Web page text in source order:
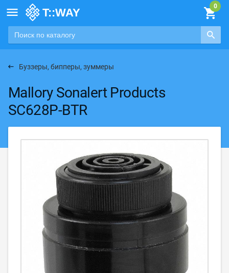

Буззеры, бипперы, зуммеры
Mallory Sonalert Products
SC628P-BTR